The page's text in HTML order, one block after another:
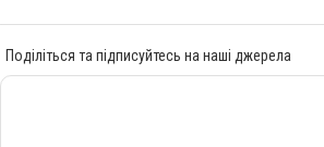
Поділіться та підписуйтесь на наші джерела